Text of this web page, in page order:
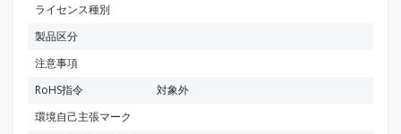
ライセンス種別
製品区分
注意事項
RoHS指令
対象外
環境自己主張マーク